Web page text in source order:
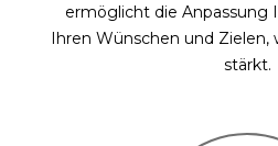
ermöglicht die Anpassung
Ihren Wünschen und Zielen,
stärkt.